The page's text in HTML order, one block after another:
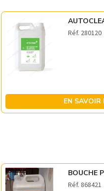
Réf. 280120
EN SAVOIR
BOUCHE
Réf. 868421